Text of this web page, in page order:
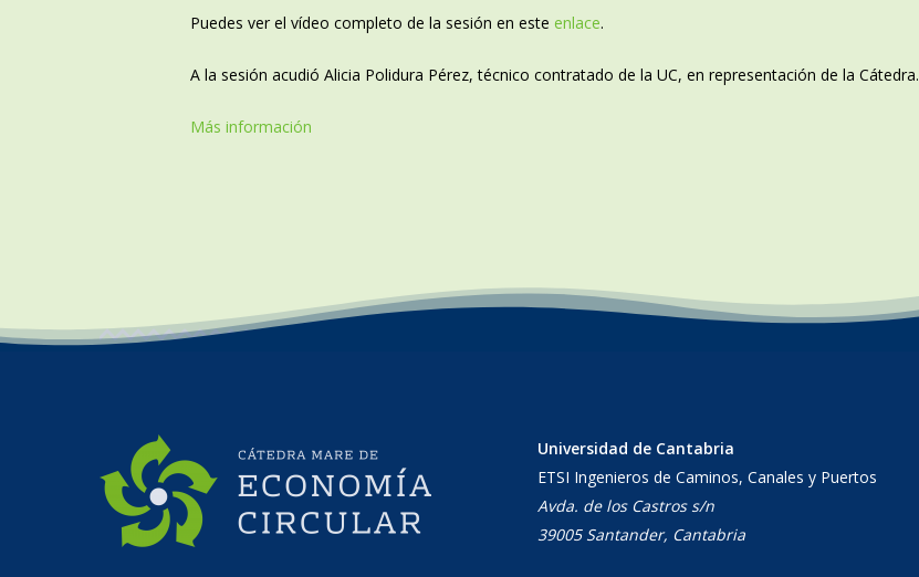
Puedes ver el vídeo completo de la sesión en este enlace.
A la sesión acudió Alicia Polidura Pérez, técnico contratado de la UC, en representación de la Cátedra.
Más información
Universidad de Cantabria
ETSI Ingenieros de Caminos, Canales y Puertos
Avda. de los Castros s/n
39005 Santander, Cantabria